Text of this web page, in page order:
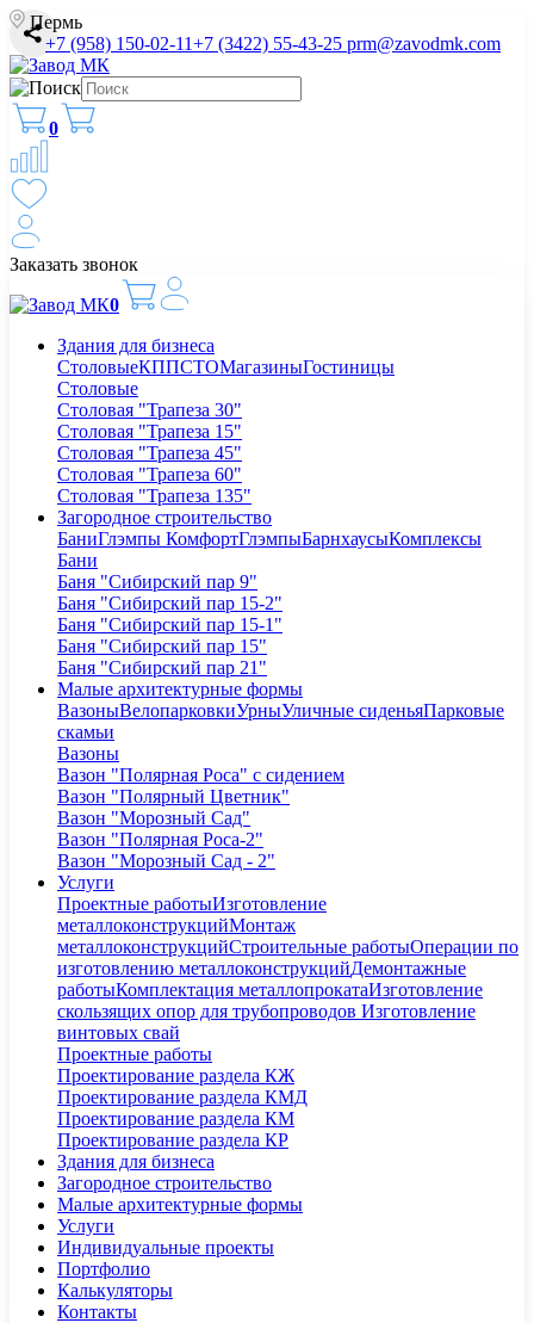
Пермь
+7 (958) 150-02-11+7 (3422) 55-43-25 prm@zavodmk.com
0
Заказать звонок
0
Здания для бизнеса
СтоловыеКППСТОМагазиныГостиницы
Столовые
Столовая "Трапеза 30"
Столовая "Трапеза 15"
Столовая "Трапеза 45"
Столовая "Трапеза 60"
Столовая "Трапеза 135"
Загородное строительство
БаниГлэмпы КомфортГлэмпыБарнхаусыКомплексы
Бани
Баня "Сибирский пар 9"
Баня "Сибирский пар 15-2"
Баня "Сибирский пар 15-1"
Баня "Сибирский пар 15"
Баня "Сибирский пар 21"
Малые архитектурные формы
ВазоныВелопарковкиУрныУличные сиденьяПарковые
скамьи
Вазоны
Вазон "Полярная Роса" с сидением
Вазон "Полярный Цветник"
Вазон "Морозный Сад"
Вазон "Полярная Роса-2"
Вазон "Морозный Сад - 2"
Услуги
Проектные работыИзготовление
металлоконструкцийМонтаж
металлоконструкцийСтроительные работыОперации по
изготовлению металлоконструкцийДемонтажные
работыКомплектация металлопрокатаИзготовление
скользящих опор для трубопроводов Изготовление
винтовых свай
Проектные работы
Проектирование раздела КЖ
Проектирование раздела КМД
Проектирование раздела КМ
Проектирование раздела КР
Здания для бизнеса
Загородное строительство
Малые архитектурные формы
Услуги
Индивидуальные проекты
Портфолио
Калькуляторы
Контакты